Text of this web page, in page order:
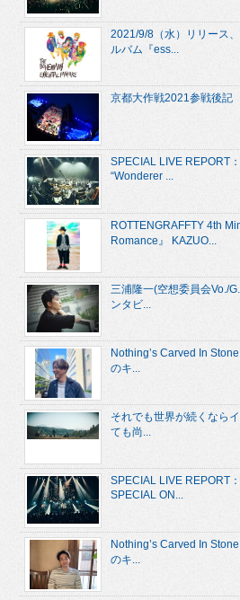
2021/9/8（水）リリース
ルバム『ess...
京都大作戦2021参戦後記
SPECIAL LIVE REPORT
“Wonderer ...
ROTTENGRAFFTY 4th
Romance』 KAZUO...
三浦隆一(空想委員会Vo./
ンタビ...
Nothing’s Carved In
のキ...
それでも世界が続くなら
ても尚...
SPECIAL LIVE REPORT
SPECIAL ON...
Nothing’s Carved In
のキ...